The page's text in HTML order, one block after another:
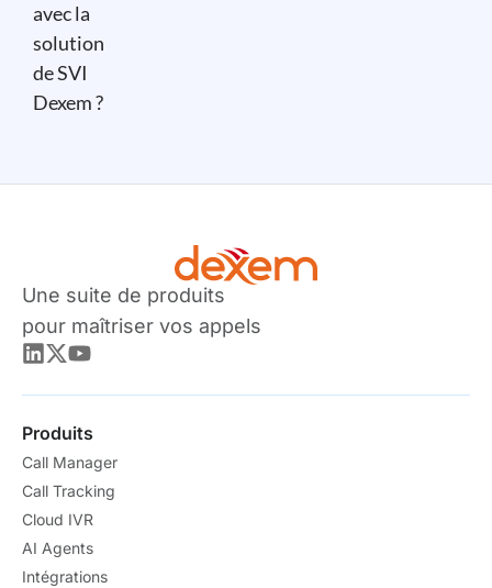
avec la
solution
de SVI
Dexem ?
Une suite de produits
pour maîtriser vos appels
Produits
Call Manager
Call Tracking
Cloud IVR
AI Agents
Intégrations